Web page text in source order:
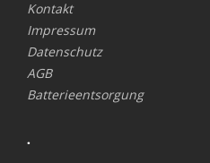
Kontakt
Impressum
Datenschutz
AGB
Batterieentsorgung
.